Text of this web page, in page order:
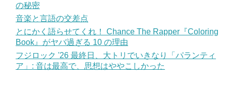
の秘密
音楽と言語の交差点
とにかく語らせてくれ！ Chance The Rapper『Coloring
Book』がヤバ過ぎる 10 の理由
フジロック '26 最終日、大トリでいきなり「パランティ
ア」: 音は最高で、思想はややこしかった